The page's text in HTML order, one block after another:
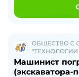
ОБЩЕСТВО С
Машинист
(экскаватора-